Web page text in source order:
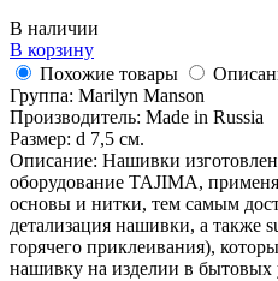
В наличии
В корзину
Похожие товары
Группа: Marilyn Manson
Производитель: Made in Russia
Размер: d 7,5 см.
Описание: Нашивки
оборудование TAJIMA,
основы и нитки, тем самым
детализация нашивки, а также
горячего приклеивания),
нашивку на изделии в